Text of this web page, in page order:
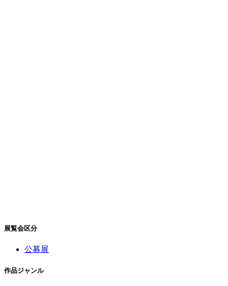
展覧会区分
公募展
作品ジャンル